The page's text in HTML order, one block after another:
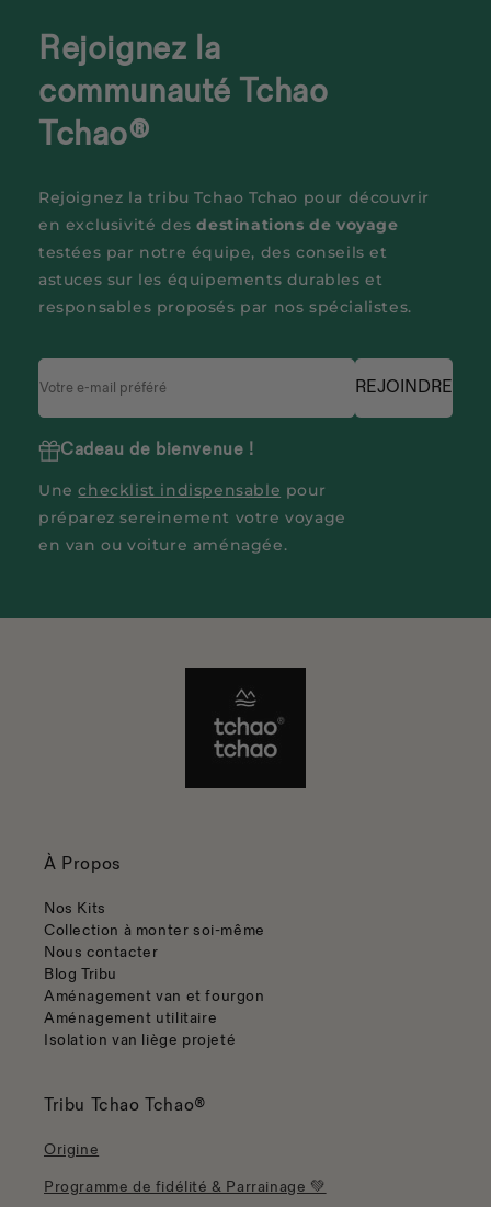
Rejoignez la
communauté Tchao
Tchao®
Rejoignez la tribu Tchao Tchao pour découvrir
en exclusivité desdestinations de voyage
testées par notre équipe, des conseils et
astuces sur les équipements durables et
responsables proposés par nos spécialistes.
REJOINDRE
Cadeau de bienvenue !
Unechecklist indispensable pour
préparez sereinement votre voyage
en van ou voiture aménagée.
À Propos
Nos Kits
Collection à monter soi-même
Nous contacter
Blog Tribu
Aménagement van et fourgon
Aménagement utilitaire
Isolation van liège projeté
Tribu Tchao Tchao®
Origine
Programme de fidélité & Parrainage 💚